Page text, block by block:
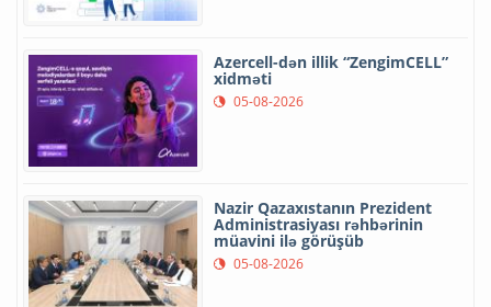
Azercell-dən illik “ZengimCELL”
xidməti
05-08-2026
Nazir Qazaxıstanın Prezident
Administrasiyası rəhbərinin
müavini ilə görüşüb
05-08-2026